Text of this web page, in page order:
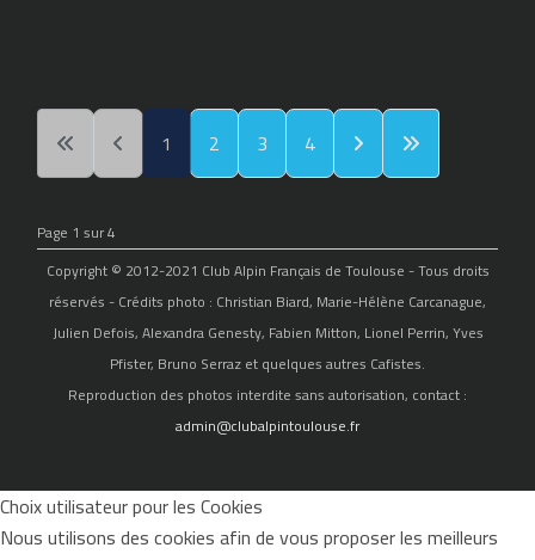
1 2 3 4
Page 1 sur 4
Copyright © 2012-2021 Club Alpin Français de Toulouse - Tous droits
réservés - Crédits photo : Christian Biard, Marie-Hélène Carcanague,
Julien Defois, Alexandra Genesty, Fabien Mitton, Lionel Perrin, Yves
Pfister, Bruno Serraz et quelques autres Cafistes.
Reproduction des photos interdite sans autorisation, contact :
admin@clubalpintoulouse.fr
Choix utilisateur pour les Cookies
Nous utilisons des cookies afin de vous proposer les meilleurs